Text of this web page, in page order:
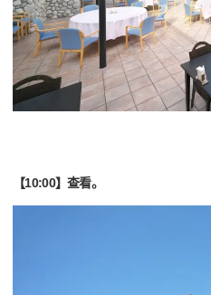
【10:00】查看。